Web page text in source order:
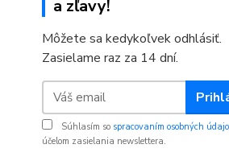
a zľavy!
Môžete sa kedykoľvek odhlásiť.
Zasielame raz za 14 dní.
Súhlasím so spracovaním osobných
účelom zasielania newslettera.